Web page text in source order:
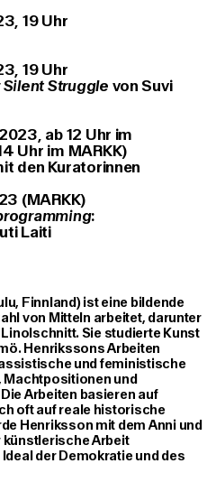
19 Uhr
19 Uhr
Struggle von Suvi
ab 12 Uhr im
Uhr im MARKK)
den Kuratorinnen
(MARKK)
:
Laiti
Finnland) ist eine bildende
von Mitteln arbeitet, darunter
Sie studierte Kunst
Henrikssons Arbeiten
und feministische
Machtpositionen und
Arbeiten basieren auf
oft auf reale historische
Henriksson mit dem Anni und
künstlerische Arbeit
der Demokratie und des